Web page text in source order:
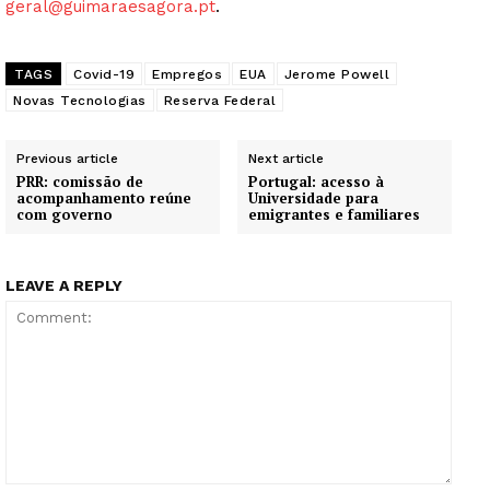
geral@guimaraesagora.pt.
TAGS Covid-19 Empregos EUA
Jerome Powell
Novas Tecnologias
Reserva Federal
Previous article
PRR: comissão de
acompanhamento reúne
com governo
Next article
Portugal: acesso à
Universidade para
emigrantes e familiares
LEAVE A REPLY